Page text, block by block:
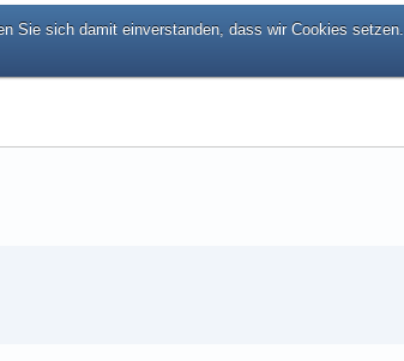
Sie sich damit einverstanden, dass wir Cookies setzen.